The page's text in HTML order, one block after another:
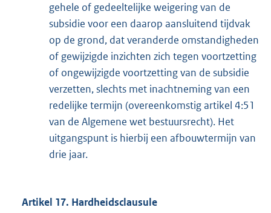
gehele of gedeeltelijke weigering van de
subsidie voor een daarop aansluitend tijdvak
op de grond, dat veranderde omstandigheden
of gewijzigde inzichten zich tegen voortzetting
of ongewijzigde voortzetting van de subsidie
verzetten, slechts met inachtneming van een
redelijke termijn (overeenkomstig artikel 4:51
van de Algemene wet bestuursrecht). Het
uitgangspunt is hierbij een afbouwtermijn van
drie jaar.
Artikel 17. Hardheidsclausule